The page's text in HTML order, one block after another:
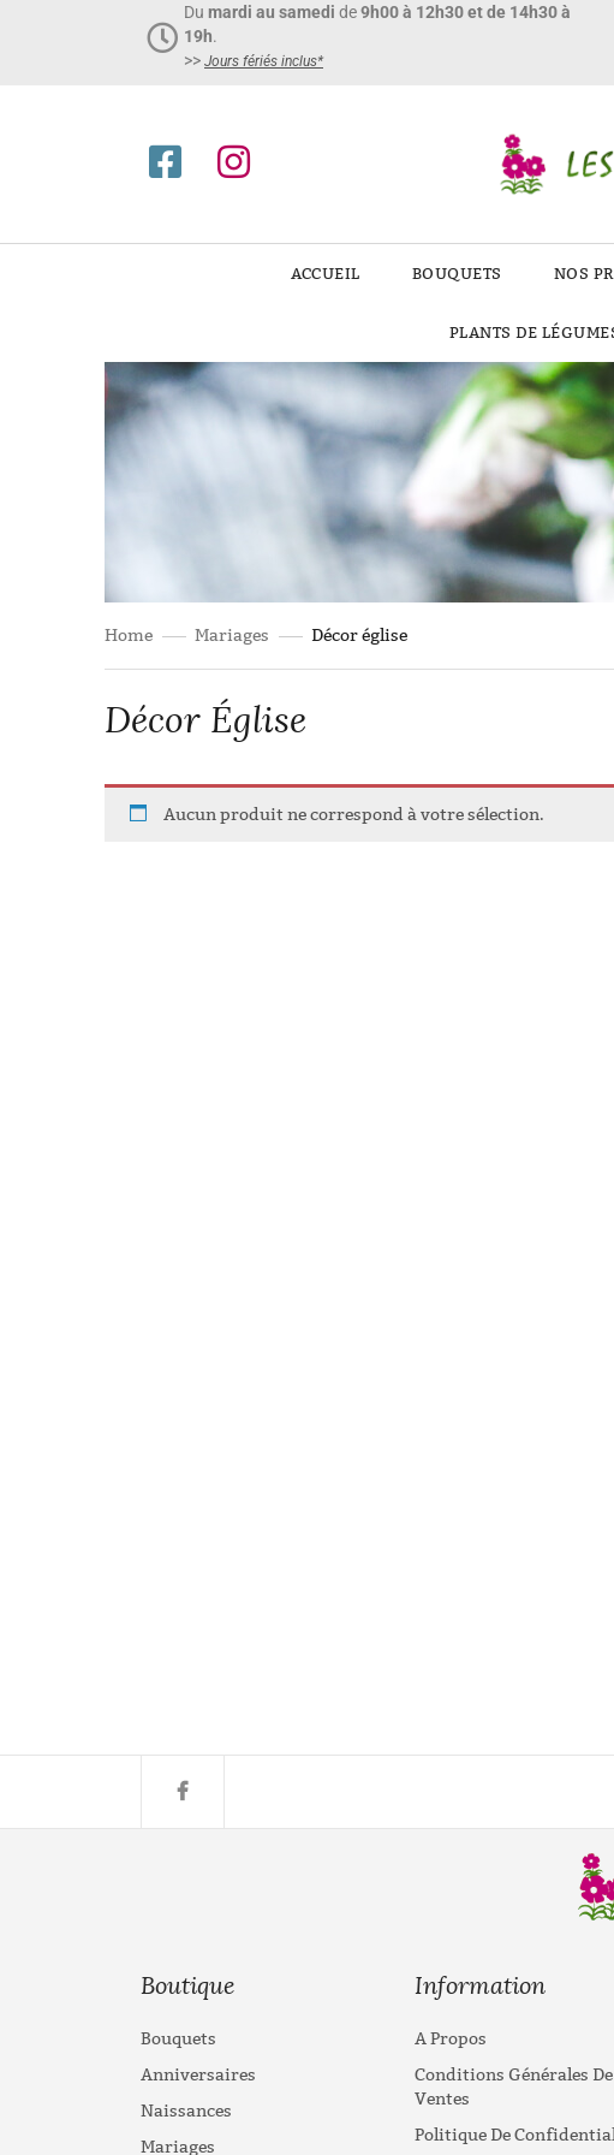
Du mardi au samedi de9h00 à 12h30 et de 14h30 à
19h.
>> Jours fériés inclus*​
ACCUEIL BOUQUETS NOS
PLANTS DE
Home Mariages Décor église
Décor Église
Aucun produit ne correspond à votre sélection.
Boutique
Bouquets
Anniversaires
Naissances
Mariages
Information
A Propos
Conditions Générales De
Ventes
Politique De